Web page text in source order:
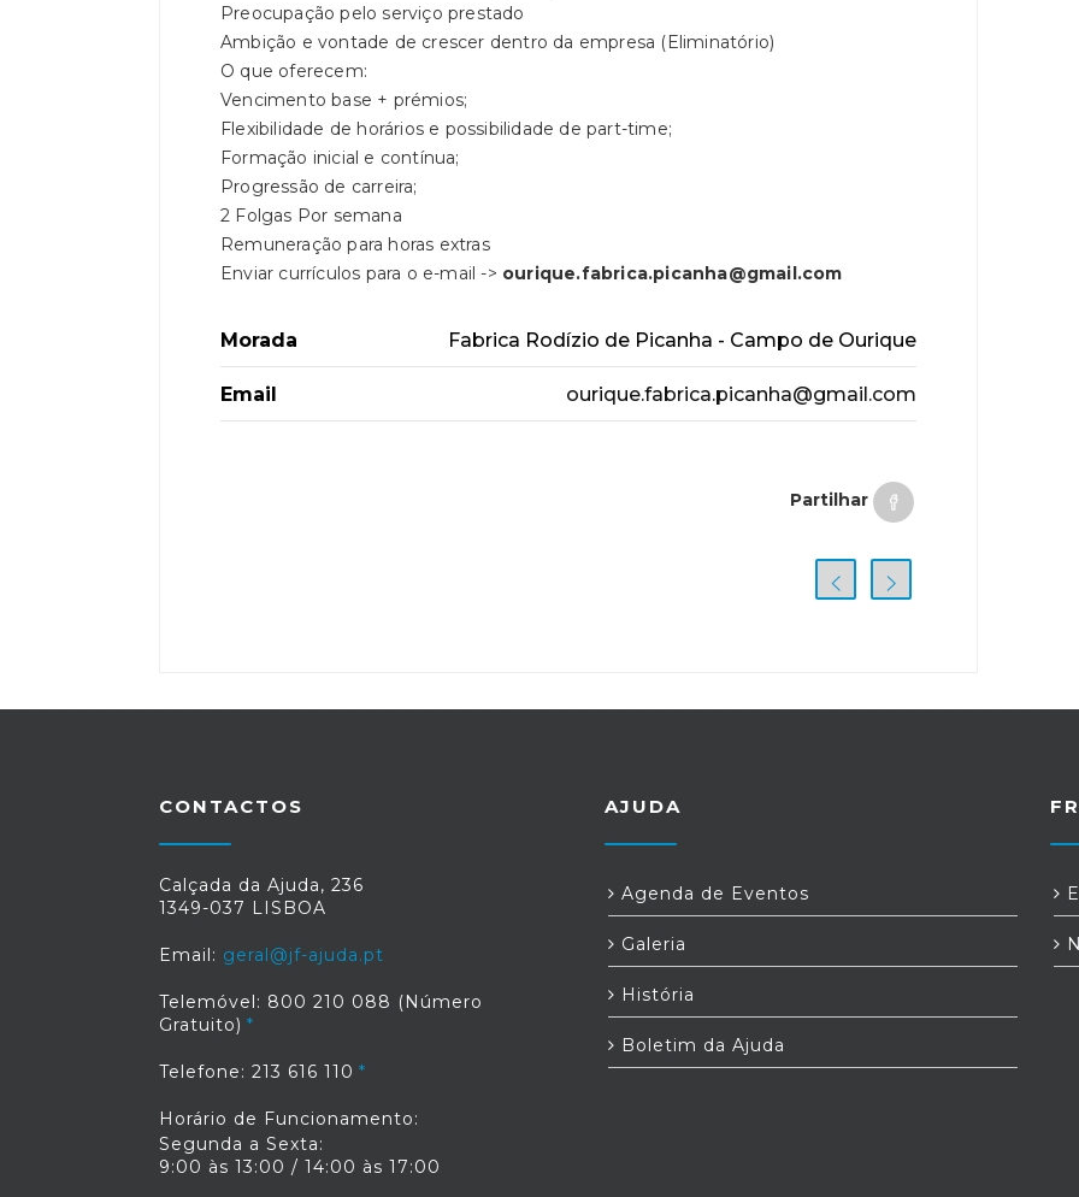
Preocupação pelo serviço prestado
Ambição e vontade de crescer dentro da empresa (Eliminatório)
O que oferecem:
Vencimento base + prémios;
Flexibilidade de horários e possibilidade de part-time;
Formação inicial e contínua;
Progressão de carreira;
2 Folgas Por semana
Remuneração para horas extras
Enviar currículos para o e-mail -> ourique.fabrica.picanha@gmail.com
Morada Fabrica Rodízio de Picanha - Campo de Ourique
Email ourique.fabrica.picanha@gmail.com
Partilhar
CONTACTOS
Calçada da Ajuda, 236
1349-037 LISBOA
Email: geral@jf-ajuda.pt
Telemóvel: 800 210 088 (Número
Gratuito)
Telefone: 213 616 110
Horário de Funcionamento:
Segunda a Sexta:
9:00 às 13:00 / 14:00 às 17:00
AJUDA
Agenda de Eventos
Galeria
História
Boletim da Ajuda